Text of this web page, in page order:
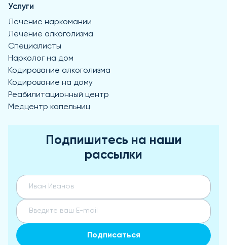
Услуги
Лечение наркомании
Лечение алкоголизма
Специалисты
Нарколог на дом
Кодирование алкоголизма
Кодирование на дому
Реабилитационный центр
Медцентр капельниц
Подпишитесь на наши
рассылки
Подписаться